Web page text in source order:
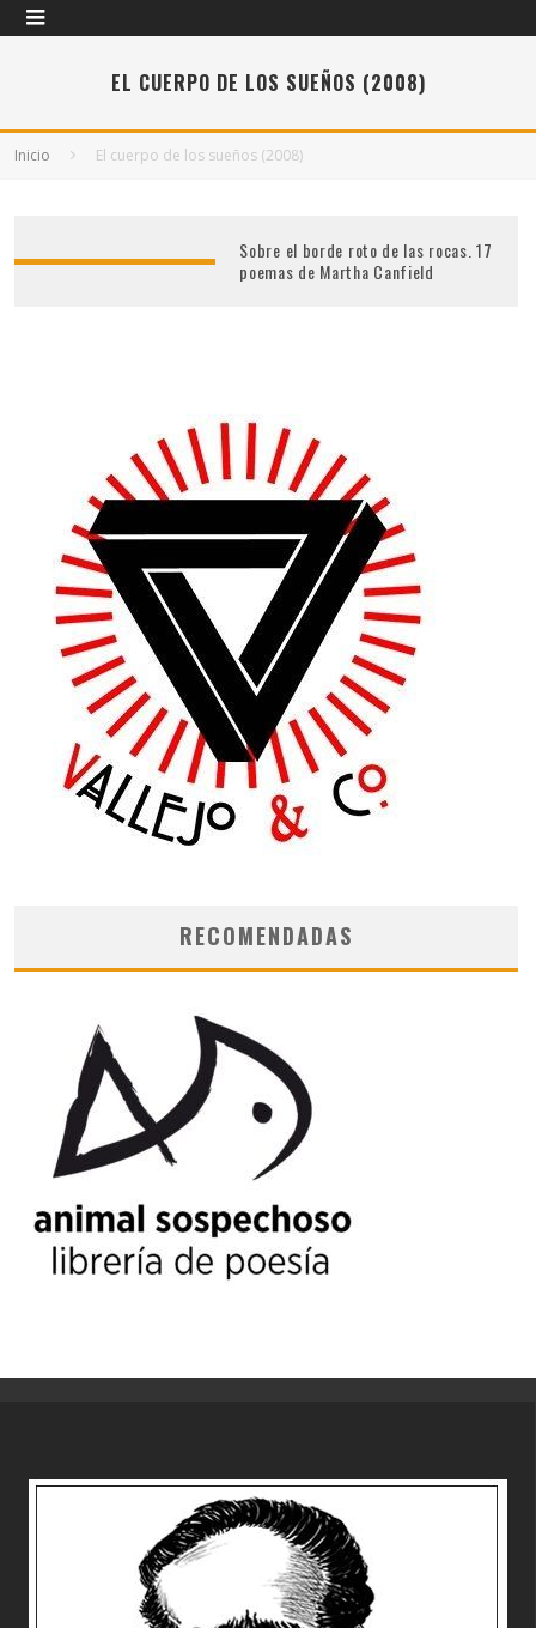
EL CUERPO DE LOS SUEÑOS (2008)
Inicio El cuerpo de los sueños (2008)
Sobre el borde roto de las rocas. 17
poemas de Martha Canfield
RECOMENDADAS